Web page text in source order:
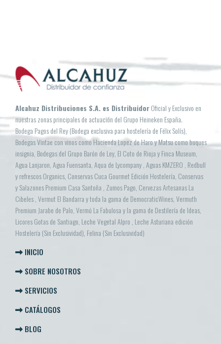
Alcahuz Distribuciones S.A. es DistribuidorOficial y Exclusivo en
nuestras zonas principales de actuación del Grupo Heineken España.
Bodega Pagos del Rey (Bodega exclusiva para hostelería de Félix Solís),
Bodegas Vintae con vinos como Hacienda Lopez de Haro y Matsu como buques
insignia, Bodegas del Grupo Barón de Ley, El Coto de Rioja y Finca Museum,
Agua Lanjaron, Agua Fuensanta, Aqua de Lycompany , Aguas KMZERO , Redbull
y refrescos Organics, Conservas Cuca Gourmet Edición Hostelería, Conservas
y Salazones Premium Casa Santoña , Zumos Pago, Cervezas Artesanas La
Cibeles , Vermut El Bandarra y toda la gama de DemocraticWines, Vermuth
Premium Jarabe de Palo, Vermú La Fabulosa y la gama de Destilería de Ideas,
Licores Gotas de Santiago, Leche Vegetal Alpro , Leche Asturiana edición
Hostelería (Sin Exclusividad), Felina (Sin Exclusividad)
INICIO
SOBRE NOSOTROS
SERVICIOS
CATÁLOGOS
BLOG